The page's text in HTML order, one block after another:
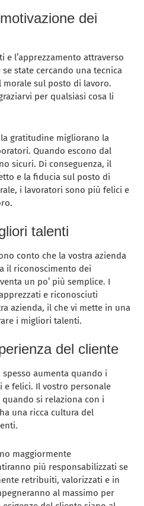
dei
e l’apprezzamento attraverso
state cercando una tecnica
sul posto di lavoro.
per qualsiasi cosa li
gratitudine migliorano la
Quando escono dal
sicuri. Di conseguenza, il
e la fiducia sul posto di
i lavoratori sono più felici e
talenti
conto che la vostra azienda
il riconoscimento dei
un po’ più semplice. I
e riconosciuti
azienda, il che vi mette in una
i migliori talenti.
del cliente
aumenta quando i
e felici. Il vostro personale
si relaziona con i
una ricca cultura del
maggiormente
più responsabilizzati se
retribuiti, valorizzati e in
al massimo per